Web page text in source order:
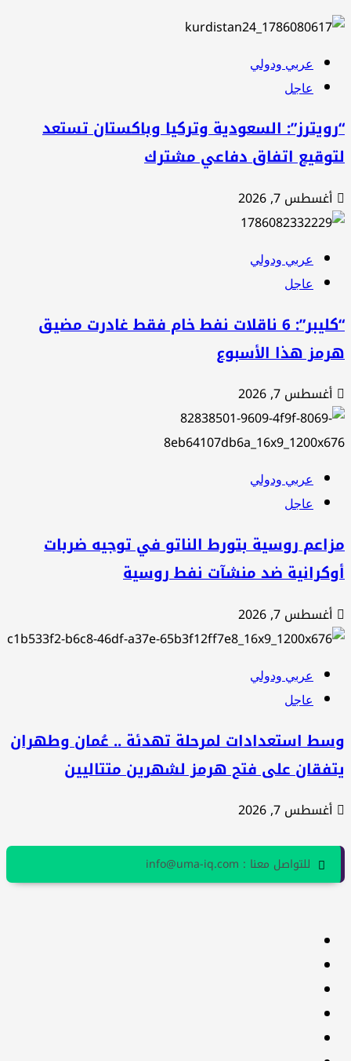
عربي ودولي
عاجل
السعودية وتركيا وباكستان تستعد
اتفاق دفاعي مشترك
أغسطس 7, 2026
عربي ودولي
عاجل
“كليبر”: 6 ناقلات نفط خام فقط غادرت مضيق
هذا الأسبوع
أغسطس 7, 2026
عربي ودولي
عاجل
روسية بتورط الناتو في توجيه ضربات
ضد منشآت نفط روسية
أغسطس 7, 2026
عربي ودولي
عاجل
استعدادات لمرحلة تهدئة .. عُمان وطهران
على فتح هرمز لشهرين متتاليين
أغسطس 7, 2026
للتواصل معنا : info@uma-iq.com
facebook
Twitter
youtube
Linkedin
instagram